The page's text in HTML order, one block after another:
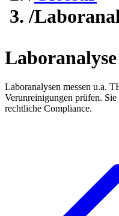
/
Laboranalysen messen u.a.
Verunreinigungen prüfen.
rechtliche Compliance.